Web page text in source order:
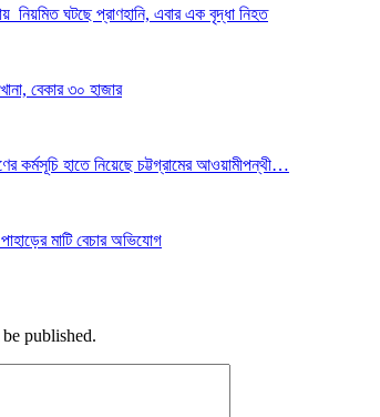
নিয়মিত ঘটছে প্রাণহানি, এবার এক বৃদ্ধা নিহত
বেকার ৩০ হাজার
কর্মসূচি হাতে নিয়েছে চট্টগ্রামের আওয়ামীপন্থী…
মাটি বেচার অভিযোগ
published.